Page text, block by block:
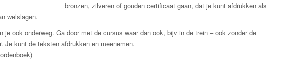
bronzen, zilveren of gouden certificaat gaan, dat je kunt afdrukken als
welslagen.
je ook onderweg. Ga door met de cursus waar dan ook, bijv in de trein – ook zonder de
Je kunt de teksten afdrukken en meenemen.